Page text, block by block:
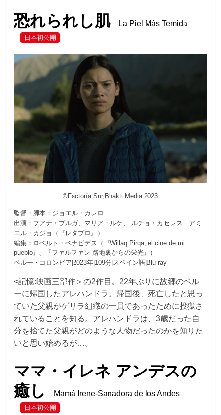
恐れられし肌La Piel Más Temida
日本初公開
©Factoría Sur,Bhakti Media 2023
監督・脚本：ジョエル・カレロ
出演：フアナ・ブルガ、マリア・ルケ、 ルチョ・カセレス、アミ
エル・カジョ（『レタブロ』）
編集：ロベルト・ベナビデス（『Willaq Pirqa, el cine de mi
pueblo』、『ファルファン 路地裏からの栄光』）
ペルー・コロンビア|2023年|109分|スペイン語|Blu-ray
<記憶:映画三部作＞の2作目。22年ぶりに故郷のペル
ーに帰国したアレハンドラ。帰国後、死亡したと思っ
ていた父親がゲリラ組織の一員であったために投獄さ
れていることを知る。アレハンドラは、3歳だった自
分を捨てた父親がどのような人物だったのかを知りた
いと思い始めるが…。
ママ・イレネ アンデスの
癒し
Mamá Irene-Sanadora de los Andes
日本初公開